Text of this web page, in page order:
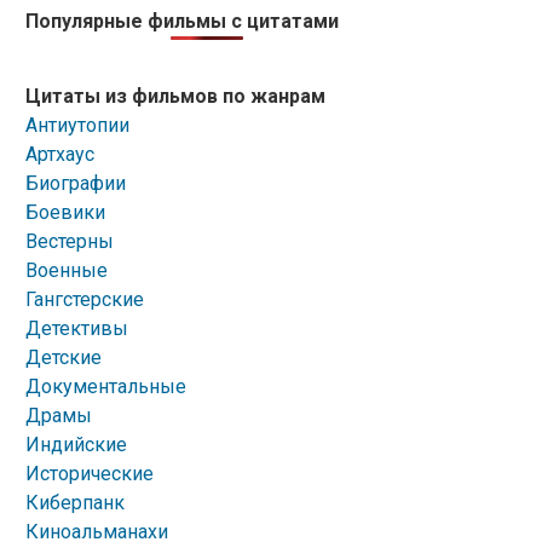
Популярные фильмы с цитатами
Цитаты из фильмов по жанрам
Антиутопии
Артхаус
Биографии
Боевики
Вестерны
Военные
Гангстерские
Детективы
Детские
Документальные
Драмы
Индийские
Исторические
Киберпанк
Киноальманахи